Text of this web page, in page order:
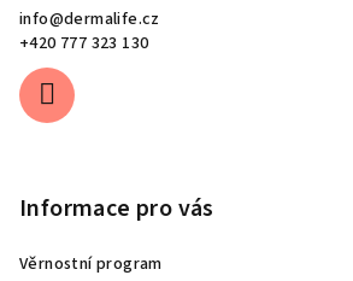
info@dermalife.cz
+420 777 323 130
Informace pro vás
Věrnostní program